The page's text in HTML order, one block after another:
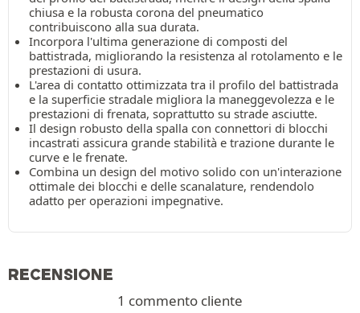
chiusa e la robusta corona del pneumatico
contribuiscono alla sua durata.
Incorpora l'ultima generazione di composti del
battistrada, migliorando la resistenza al rotolamento e le
prestazioni di usura.
L'area di contatto ottimizzata tra il profilo del battistrada
e la superficie stradale migliora la maneggevolezza e le
prestazioni di frenata, soprattutto su strade asciutte.
Il design robusto della spalla con connettori di blocchi
incastrati assicura grande stabilità e trazione durante le
curve e le frenate.
Combina un design del motivo solido con un'interazione
ottimale dei blocchi e delle scanalature, rendendolo
adatto per operazioni impegnative.
RECENSIONE
1 commento cliente